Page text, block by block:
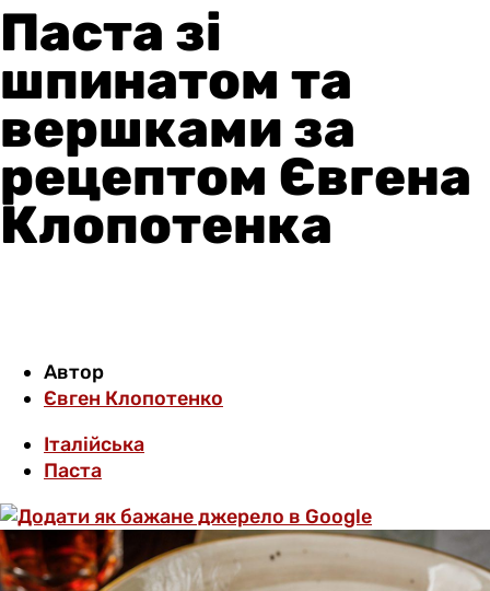
Паста зі
шпинатом та
вершками за
рецептом Євгена
Клопотенка
Автор
Євген Клопотенко
Італійська
Паста